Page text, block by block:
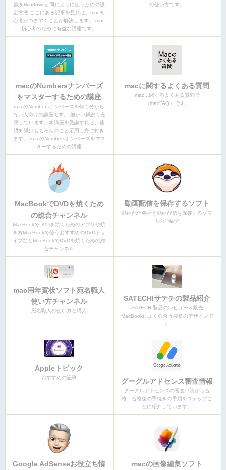
能をWindowsと同じように使うための設
定方法 ここにある記事を見れば、mac初
心者がつまずくことが解決します。 mac
初心者のために有益な講座です。
の使い方です。
macのNumbersナンバーズ
をマスターするための講座
macのNumbersナンバーズを何も分から
ない人向けの講座です。 細かい解説も充
実しています。本講座を受講すれば、基
礎知識はもちろんのこと応用も身に付き
ます。 macのNumbersナンバーズをマス
ターするための講座
macに関するよくある質問
macに関するよくある質問で
（macFAQ）です。
MacBookでDVDを焼くため
の総合チャンネル
MacBookでDVDを焼くためのアプリや焼
き方MacBookで使うおすすめのDVDドラ
イブなどMacBookでDVDを焼くための総
合チャンネル
動画配信を保存するソフト
動画配信各社と動画配信を保存するソフ
トのご紹介
mac用年賀状ソフト宛名職人
使い方チャンネル
宛名職人の使い方と購入
SATECHIサテチの製品紹介
SATECHI製品のレビュー＆販売
MacBookによく似合う抜群のデザインで
す
Appleトピック
おすすめの記事 グーグルアドセンス審査情報
グーグルアドセンスの審査申請から合
格、合格後の手続きの手順をステップご
とに紹介しています。
Google AdSenseお役立ち情
macの画像編集ソフト